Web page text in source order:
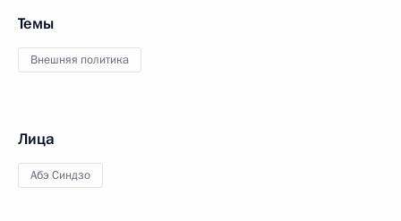
Темы
Внешняя политика
Лица
Абэ Синдзо